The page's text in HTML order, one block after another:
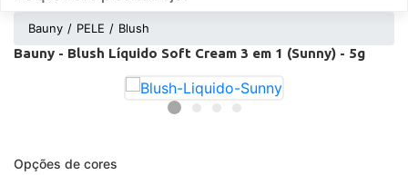
Bauny PELE Blush
Bauny - Blush Líquido Soft Cream 3 em 1 (Sunny) - 5g
Opções de cores